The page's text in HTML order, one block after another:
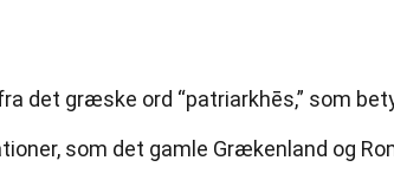
det græske ord “patriarkhēs,” som
som det gamle Grækenland og